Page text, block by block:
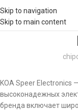
Skip to navigation
Skip to main content
KOA Speer Electronics
высоконадежных
бренда включает